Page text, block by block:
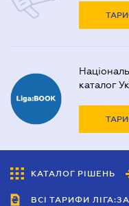
каталог
КАТАЛОГ РІШЕНЬ
ВСІ ТАРИФИ